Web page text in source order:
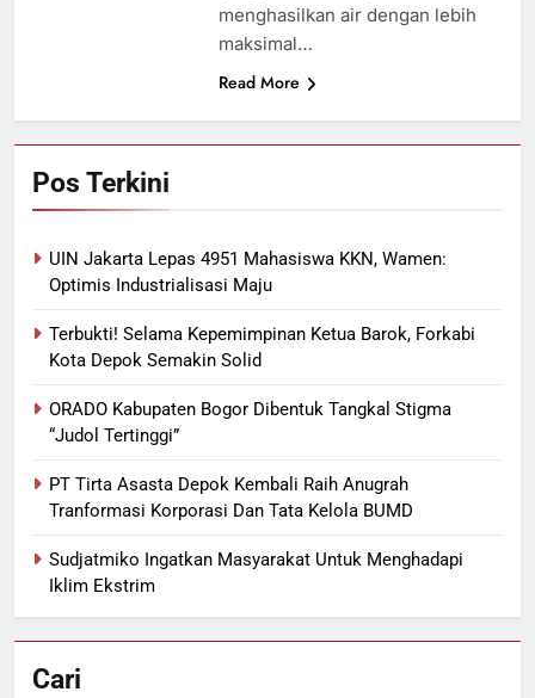
menghasilkan air dengan lebih
maksimal…
Read More
Pos Terkini
UIN Jakarta Lepas 4951 Mahasiswa KKN, Wamen:
Optimis Industrialisasi Maju
Terbukti! Selama Kepemimpinan Ketua Barok, Forkabi
Kota Depok Semakin Solid
ORADO Kabupaten Bogor Dibentuk Tangkal Stigma
“Judol Tertinggi”
PT Tirta Asasta Depok Kembali Raih Anugrah
Tranformasi Korporasi Dan Tata Kelola BUMD
Sudjatmiko Ingatkan Masyarakat Untuk Menghadapi
Iklim Ekstrim
Cari